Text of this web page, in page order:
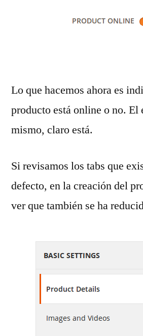
Lo que hacemos ahora es
producto está online o no. El
mismo, claro está.
Si revisamos los tabs que
defecto, en la creación del
ver que también se ha